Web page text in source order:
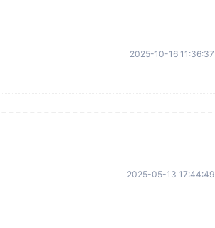
2025-10-16 11:36:37
2025-05-13 17:44:49